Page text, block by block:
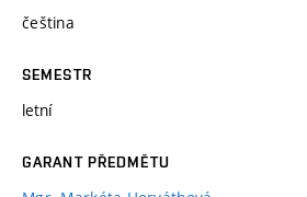
čeština
SEMESTR
letní
GARANT PŘEDMĚTU